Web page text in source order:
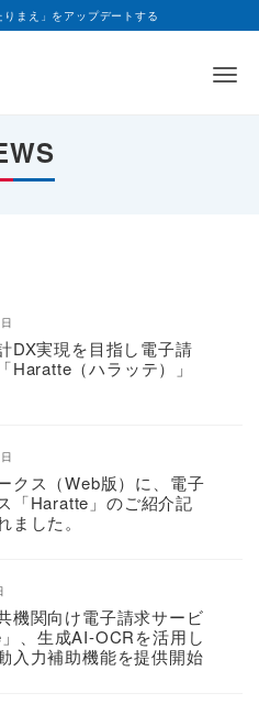
まえ」をアップデートする
DX実現を目指し電子請
Haratte（ハラッテ）」
クス（Web版）に、電子
「Haratte」のご紹介記
ました。
機関向け電子請求サービ
、生成AI-OCRを活用し
入力補助機能を提供開始